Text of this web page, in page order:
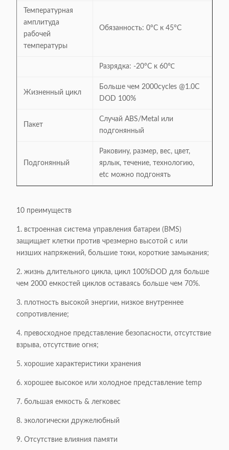
Температурная
амплитуда
рабочей
температуры
Обязанность: 0°C к 45°C
Разрядка: -20°C к 60℃
Жизненный цикл
Больше чем 2000cycles @1.0C
DOD 100%
Пакет
Случай ABS/Metal или
подгонянный
Подгонянный
Раковину, размер, вес, цвет,
ярлык, течение, технологию,
etc можно подгонять
10 преимуществ
1. встроенная система управления батареи (BMS)
защищает клетки против чрезмерно высотой с или
низших напряжений, большие токи, короткие замыкания;
2. жизнь длительного цикла, цикл 100%DOD для больше
чем 2000 емкостей циклов оставаясь больше чем 70%.
3. плотность высокой энергии, низкое внутреннее
сопротивление;
4. превосходное представление безопасности, отсутствие
взрыва, отсутствие огня;
5. хорошие характеристики хранения
6. хорошее высокое или холодное представление temp
7. большая емкость & легковес
8. экологически дружелюбный
9. Отсутствие влияния памяти